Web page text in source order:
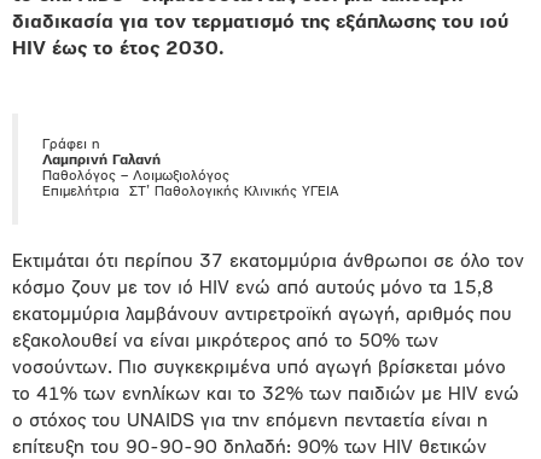
διαδικασία για τον τερματισμό της εξάπλωσης του ιού
HIV έως το έτος 2030.
Γράφει η
Λαμπρινή Γαλανή
Παθολόγος – Λοιμωξιολόγος
Επιμελήτρια ΣΤ’ Παθολογικής Κλινικής ΥΓΕΙΑ
Εκτιμάται ότι περίπου 37 εκατομμύρια άνθρωποι σε όλο τον
κόσμο ζουν με τον ιό HIV ενώ από αυτούς μόνο τα 15,8
εκατομμύρια λαμβάνουν αντιρετροϊκή αγωγή, αριθμός που
εξακολουθεί να είναι μικρότερος από το 50% των
νοσούντων. Πιο συγκεκριμένα υπό αγωγή βρίσκεται μόνο
το 41% των ενηλίκων και το 32% των παιδιών με HIV ενώ
ο στόχος του UNAIDS για την επόμενη πενταετία είναι η
επίτευξη του 90-90-90 δηλαδή: 90% των HIV θετικών